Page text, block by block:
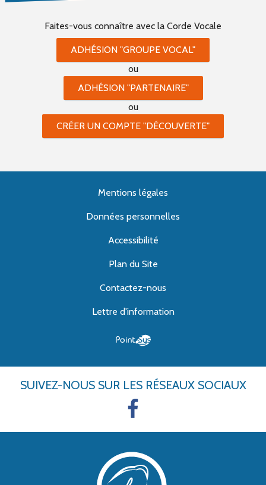
Faites-vous connaître avec la Corde Vocale
ADHÉSION "GROUPE VOCAL"
ou
ADHÉSION "PARTENAIRE"
ou
CRÉER UN COMPTE "DÉCOUVERTE"
Mentions légales
Données personnelles
Accessibilité
Plan du Site
Contactez-nous
Lettre d'information
SUIVEZ-NOUS SUR LES RÉSEAUX SOCIAUX